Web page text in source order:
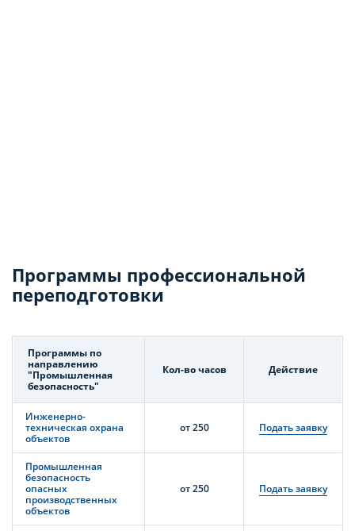
Программы профессиональной
переподготовки
Программы по
направлению
"Промышленная
безопасность"
Кол-во часов Действие
Инженерно-
техническая охрана
объектов
от 250 Подать заявку
Промышленная
безопасность
опасных
производственных
объектов
от 250 Подать заявку